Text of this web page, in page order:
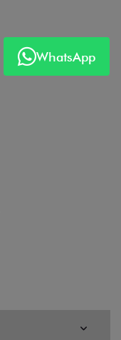
WhatsApp